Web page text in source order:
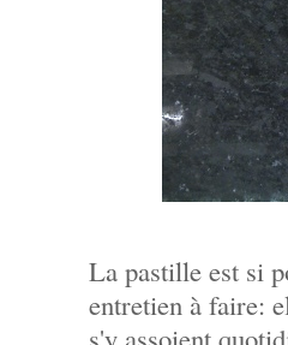
La pastille est si
entretien à faire:
s'y assoient